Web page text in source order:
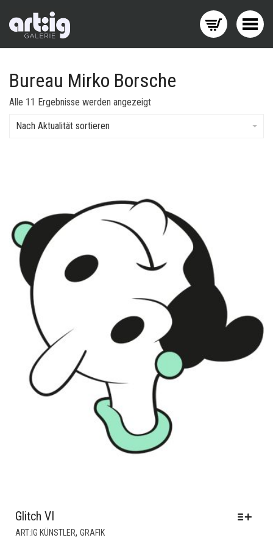
Menü wechseln
Bureau Mirko Borsche
Alle 11 Ergebnisse werden angezeigtNach
Nach Aktualität sortieren
Glitch VI
ART:IG KÜNSTLER, GRAFIKDIESES